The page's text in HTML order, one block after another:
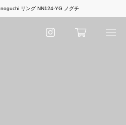
noguchi リング NN124-YG ノグチ